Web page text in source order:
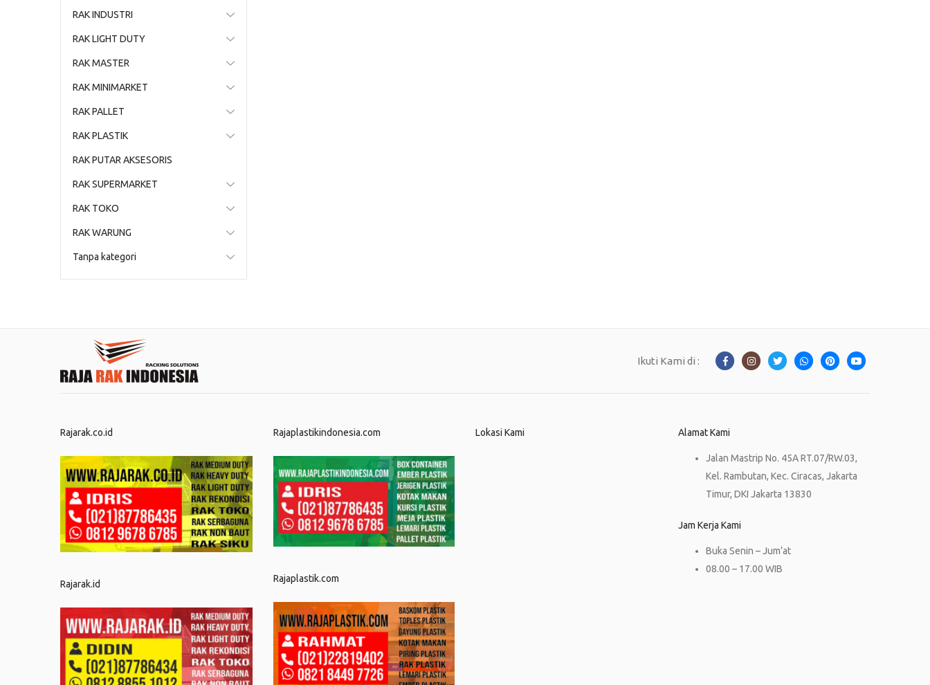
RAK INDUSTRI
RAK LIGHT DUTY
RAK MASTER
RAK MINIMARKET
RAK PALLET
RAK PLASTIK
RAK PUTAR AKSESORIS
RAK SUPERMARKET
RAK TOKO
RAK WARUNG
Tanpa kategori
Ikuti Kami di :
Rajarak.co.id
Rajarak.id
Rajaplastikindonesia.com
Rajaplastik.com
Lokasi Kami Alamat Kami
Jalan Mastrip No. 45A RT.07/RW.03,
Kel. Rambutan, Kec. Ciracas, Jakarta
Timur, DKI Jakarta 13830
Jam Kerja Kami
Buka Senin – Jum’at
08.00 – 17.00 WIB